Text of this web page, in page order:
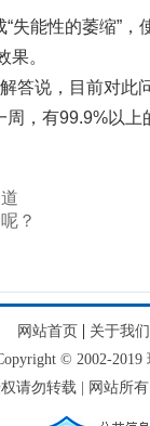
失能性的萎缩”
果。
答说，目前对此
，有99.9%以上
？
网站首页| 关于我们
© 2002-2019
请勿转载 | 网站所